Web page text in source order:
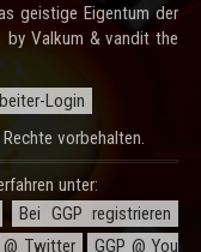
geistige Eigentum der
by Valkum & vandit the
Login
vorbehalten.
unter:
Bei GGP registrieren
@ Twitter GGP @ You